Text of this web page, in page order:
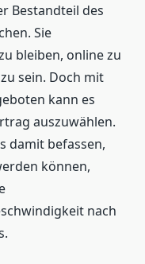
Bestandteil des
Sie
bleiben, online zu
sein. Doch mit
kann es
auszuwählen.
damit befassen,
können,
nach